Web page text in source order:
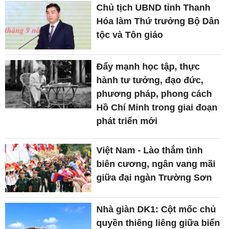
Chủ tịch UBND tỉnh Thanh
Hóa làm Thứ trưởng Bộ Dân
tộc và Tôn giáo
Đẩy mạnh học tập, thực
hành tư tưởng, đạo đức,
phương pháp, phong cách
Hồ Chí Minh trong giai đoạn
phát triển mới
Việt Nam - Lào thắm tình
biên cương, ngân vang mãi
giữa đại ngàn Trường Sơn
Nhà giàn DK1: Cột mốc chủ
quyền thiêng liêng giữa biển